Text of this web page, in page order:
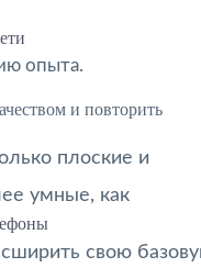
опыта.
и повторить
плоские и
умные, как
свою